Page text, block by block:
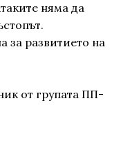
няма да
за развитието на
от групата ПП-